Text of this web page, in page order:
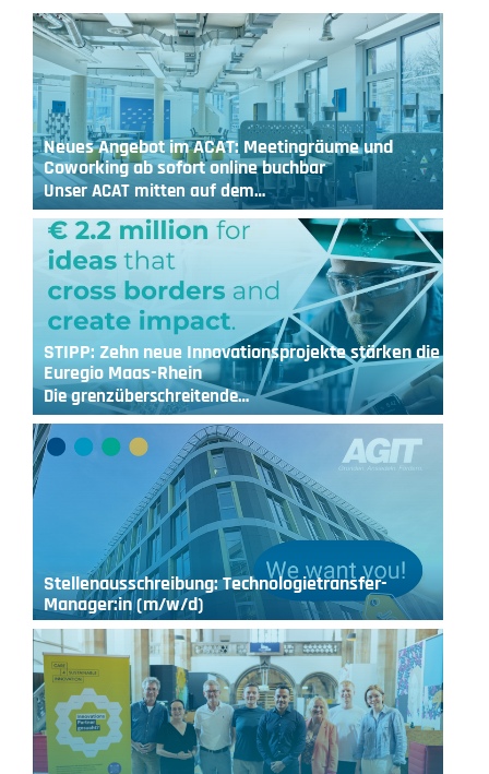
Neues Angebot im ACAT: Meetingräume und
Coworking ab sofort online buchbar
Unser ACAT mitten auf dem…
STIPP: Zehn neue Innovationsprojekte stärken die
Euregio Maas-Rhein
Die grenzüberschreitende…
Stellenausschreibung: Technologietransfer-
Manager:in (m/w/d)